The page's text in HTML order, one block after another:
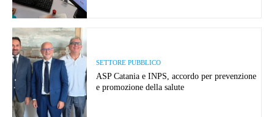
SETTORE PUBBLICO
ASP Catania e INPS, accordo per prevenzione
e promozione della salute